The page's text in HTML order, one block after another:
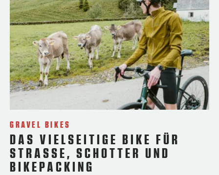
GRAVEL BIKES
DAS VIELSEITIGE BIKE FÜR
STRASSE, SCHOTTER UND B
IKEPACKING